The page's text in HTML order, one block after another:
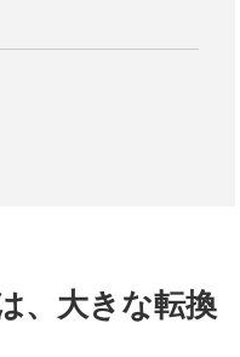
、大きな転換